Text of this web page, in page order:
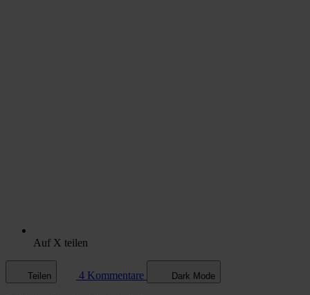
Auf X teilen
Teilen 4 Kommentare Dark Mode